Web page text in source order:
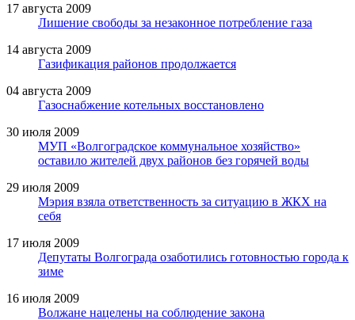
17 августа 2009
Лишение свободы за незаконное потребление газа
14 августа 2009
Газификация районов продолжается
04 августа 2009
Газоснабжение котельных восстановлено
30 июля 2009
МУП «Волгоградское коммунальное хозяйство»
оставило жителей двух районов без горячей воды
29 июля 2009
Мэрия взяла ответственность за ситуацию в ЖКХ на
себя
17 июля 2009
Депутаты Волгограда озаботились готовностью города к
зиме
16 июля 2009
Волжане нацелены на соблюдение закона